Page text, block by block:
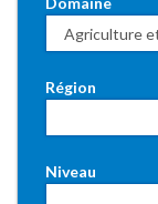
Région
Niveau